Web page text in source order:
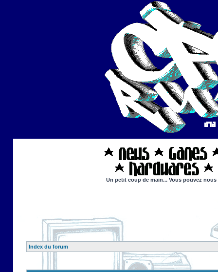
Un petit coup de main... Vous pouvez
Index du forum